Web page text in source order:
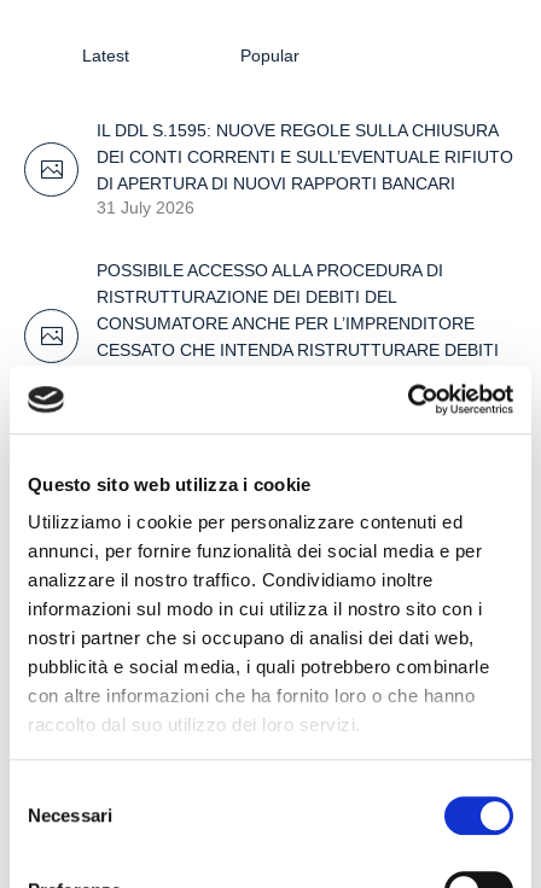
Questo sito web utilizza i cookie
Utilizziamo i cookie per personalizzare contenuti ed
annunci, per fornire funzionalità dei social media e per
analizzare il nostro traffico. Condividiamo inoltre
informazioni sul modo in cui utilizza il nostro sito con i
nostri partner che si occupano di analisi dei dati web,
pubblicità e social media, i quali potrebbero combinarle
con altre informazioni che ha fornito loro o che hanno
raccolto dal suo utilizzo dei loro servizi.
delNecessari
Latest Popular
IL DDL S.1595: NUOVE REGOLE SULLA CHIUSURA
DEI CONTI CORRENTI E SULL’EVENTUALE RIFIUTO
DI APERTURA DI NUOVI RAPPORTI BANCARI
31 July 2026
POSSIBILE ACCESSO ALLA PROCEDURA DI
RISTRUTTURAZIONE DEI DEBITI DEL
CONSUMATORE ANCHE PER L’IMPRENDITORE
CESSATO CHE INTENDA RISTRUTTURARE DEBITI
INADEMPIENTE DEI SANITARI – Gestione della
gravidanza ed omessa diagnosi della sindrome di
Down
17 July 2026
Search